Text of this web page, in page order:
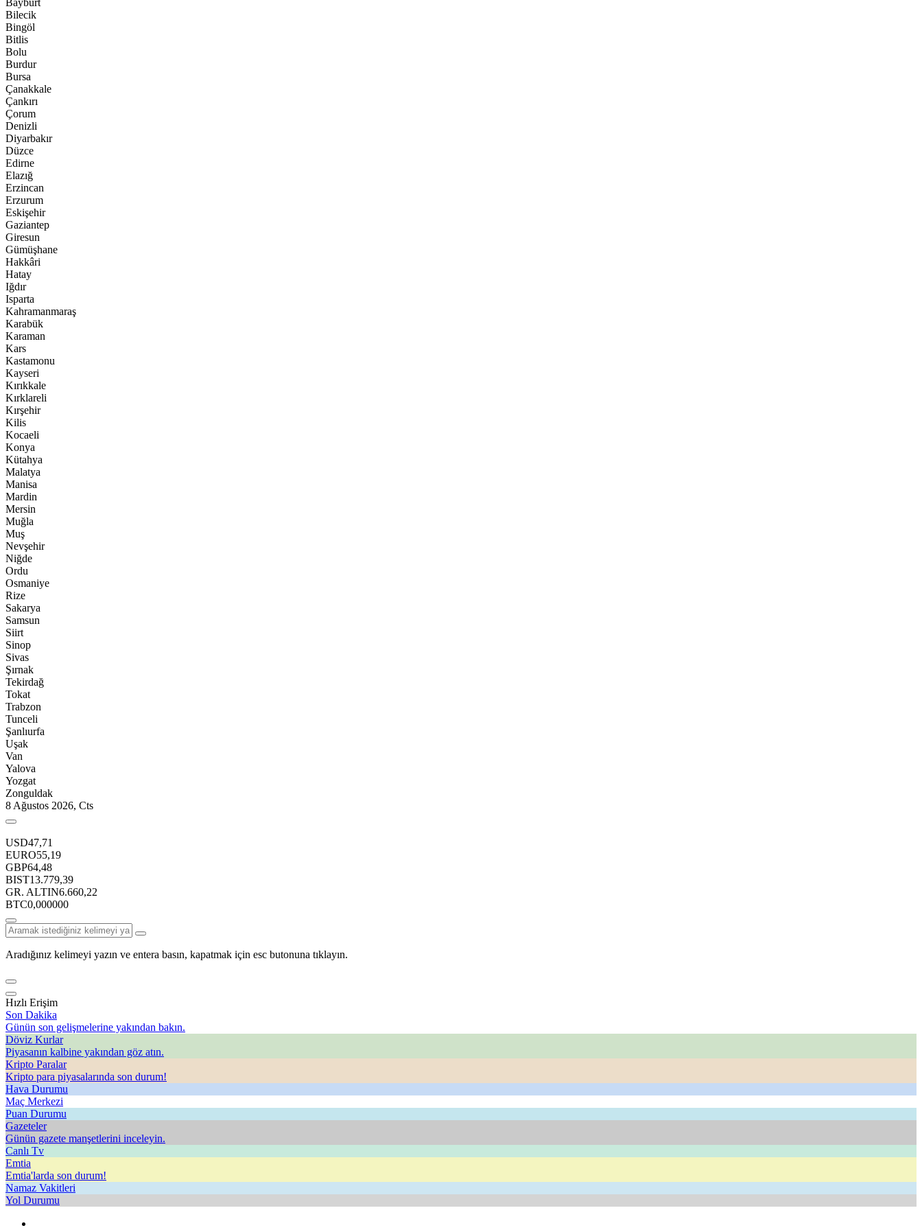
Bayburt
Bilecik
Bingöl
Bitlis
Bolu
Burdur
Bursa
Çanakkale
Çankırı
Çorum
Denizli
Diyarbakır
Düzce
Edirne
Elazığ
Erzincan
Erzurum
Eskişehir
Gaziantep
Giresun
Gümüşhane
Hakkâri
Hatay
Iğdır
Isparta
Kahramanmaraş
Karabük
Karaman
Kars
Kastamonu
Kayseri
Kırıkkale
Kırklareli
Kırşehir
Kilis
Kocaeli
Konya
Kütahya
Malatya
Manisa
Mardin
Mersin
Muğla
Muş
Nevşehir
Niğde
Ordu
Osmaniye
Rize
Sakarya
Samsun
Siirt
Sinop
Sivas
Şırnak
Tekirdağ
Tokat
Trabzon
Tunceli
Şanlıurfa
Uşak
Van
Yalova
Yozgat
Zonguldak
8 Ağustos 2026, Cts
USD47,71
EURO55,19
GBP64,48
BIST13.779,39
GR. ALTIN6.660,22
BTC0,000000
Aradığınız kelimeyi yazın ve entera basın, kapatmak için esc butonuna tıklayın.
Hızlı Erişim
Son Dakika
Günün son gelişmelerine yakından bakın.
Döviz Kurlar
Piyasanın kalbine yakından göz atın.
Kripto Paralar
Kripto para piyasalarında son durum!
Hava Durumu
Maç Merkezi
Puan Durumu
Gazeteler
Günün gazete manşetlerini inceleyin.
Canlı Tv
Emtia
Emtia'larda son durum!
Namaz Vakitleri
Yol Durumu